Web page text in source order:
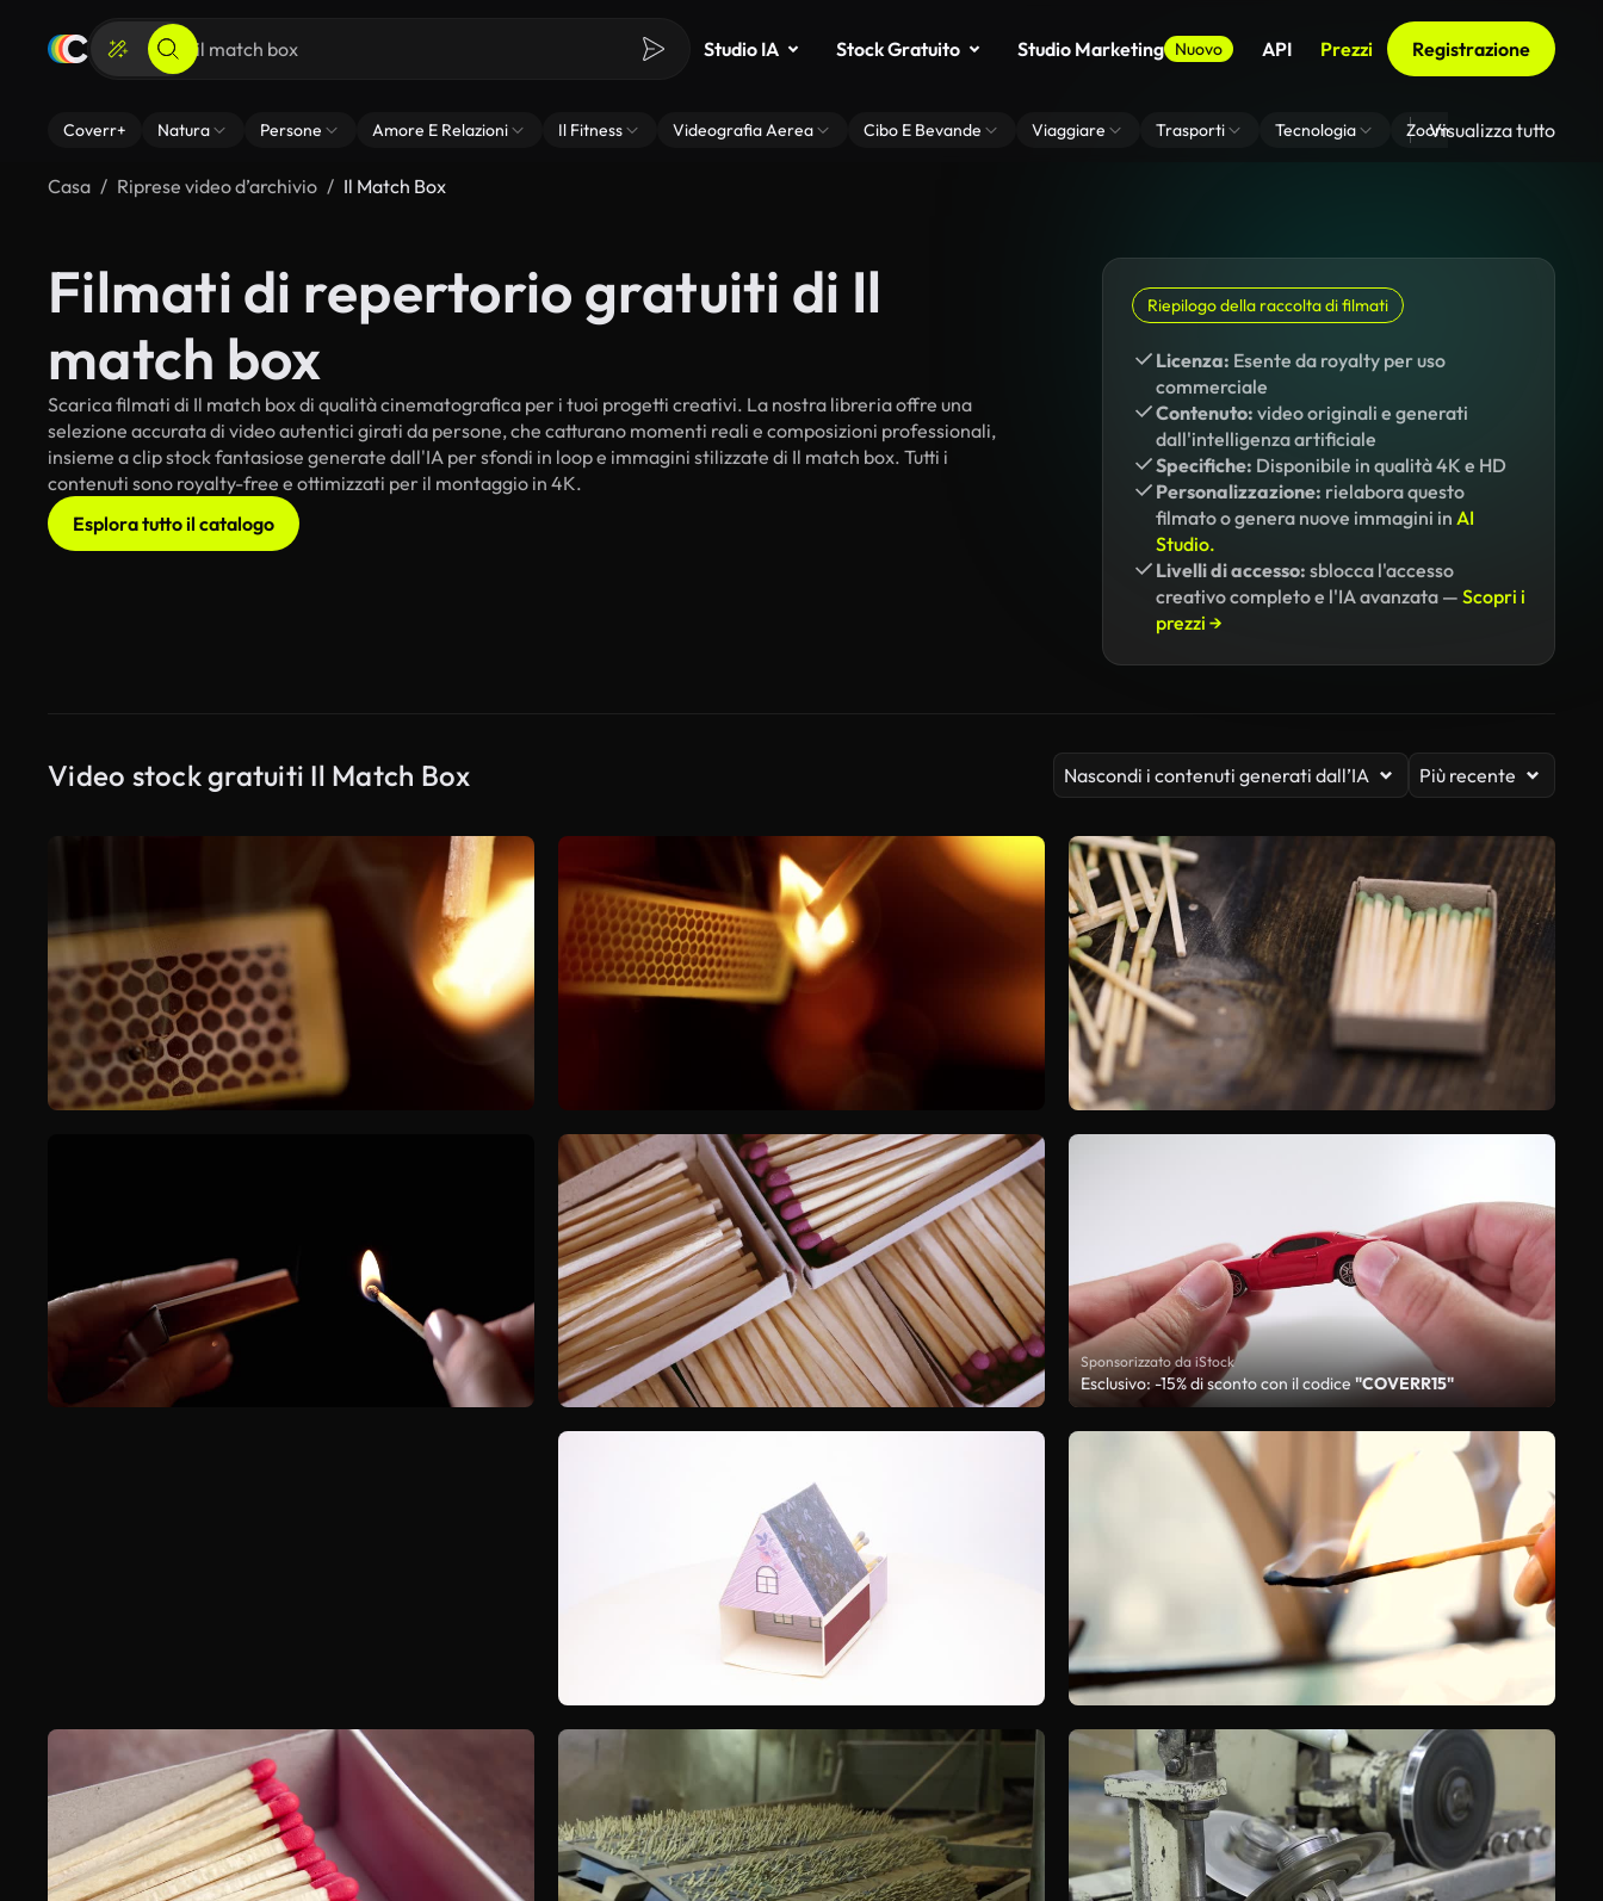
Studio IA Stock Gratuito Studio Marketing Nuovo API Prezzi Registrazione
Coverr+ Natura Persone Amore E Relazioni Il Fitness Videografia Aerea Cibo E Bevande Viaggiare Trasporti Tecnologia Zoom Di Sfondo Virtuale
Visualizza tutto
Casa Riprese video d’archivio Il Match Box
Filmati di repertorio gratuiti di Il
match box
Scarica filmati di Il match box di qualità cinematografica per i tuoi progetti creativi. La nostra libreria offre una
selezione accurata di video autentici girati da persone, che catturano momenti reali e composizioni professionali,
insieme a clip stock fantasiose generate dall'IA per sfondi in loop e immagini stilizzate di Il match box. Tutti i
contenuti sono royalty-free e ottimizzati per il montaggio in 4K.
Esplora tutto il catalogo
Riepilogo della raccolta di filmati
Licenza: Esente da royalty per uso
commerciale
Contenuto: video originali e generati
dall'intelligenza artificiale
Specifiche: Disponibile in qualità 4K e HD
Personalizzazione: rielabora questo
filmato o genera nuove immagini in AI
Studio.
Livelli di accesso: sblocca l'accesso
creativo completo e l'IA avanzata — Scopri i
prezzi →
Video stock gratuiti Il Match Box Nascondi i contenuti generati dall’IA Più recente
Sponsorizzato da iStock
Esclusivo: -15% di sconto con il codice"COVERR15"